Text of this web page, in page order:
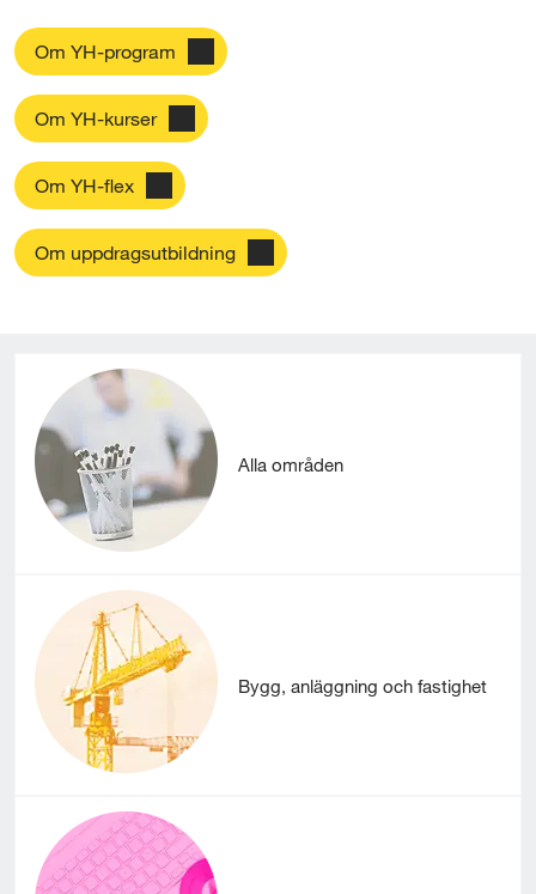
Om YH-program
Om YH-kurser
Om YH-flex
Om uppdragsutbildning
Alla områden
Bygg, anläggning och fastighet